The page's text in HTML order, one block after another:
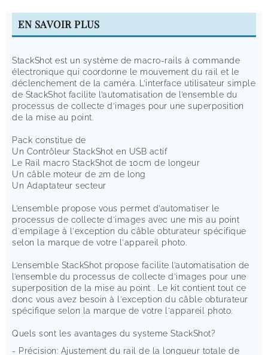
EN SAVOIR PLUS
StackShot est un système de macro-rails à commande
électronique qui coordonne le mouvement du rail et le
déclenchement de la caméra. L’interface utilisateur simple
de StackShot facilite l’automatisation de l’ensemble du
processus de collecte d’images pour une superposition
de la mise au point.
Pack constitue de
Un Contrôleur StackShot en USB actif
Le Rail macro StackShot de 10cm de longeur
Un câble moteur de 2m de long
Un Adaptateur secteur
L’ensemble propose vous permet d’automatiser le
processus de collecte d'images avec une mis au point
d'empilage à l'exception du câble obturateur spécifique
selon la marque de votre l'appareil photo.
L’ensemble StackShot propose facilite l’automatisation de
l’ensemble du processus de collecte d’images pour une
superposition de la mise au point . Le kit contient tout ce
donc vous avez besoin à l'exception du câble obturateur
spécifique selon la marque de votre l'appareil photo.
Quels sont les avantages du systeme StackShot?
- Précision: Ajustement du rail de la longueur totale de